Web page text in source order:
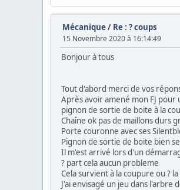
Mécanique/ Re : ? coups
15 Novembre 2020 à 16:14:49
Bonjour à tous
Tout d'abord merci de vos
Après avoir amené mon FJ
pignon de sortie de boite à la
Chaîne ok pas de maillons durs
Porte couronne avec ses
Pignon de sortie de boite bien
Il m'est arrivé lors d'un
? part cela aucun probleme
Cela survient à la coupure ou ?
J'ai envisagé un jeu dans